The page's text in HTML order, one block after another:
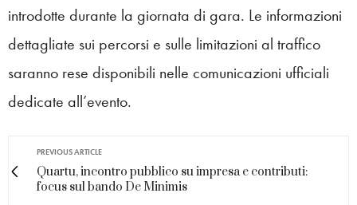
introdotte durante la giornata di gara. Le informazioni
dettagliate sui percorsi e sulle limitazioni al traffico
saranno rese disponibili nelle comunicazioni ufficiali
dedicate all’evento.
PREVIOUS ARTICLE
Quartu, incontro pubblico su impresa e contributi:
focus sul bando De Minimis